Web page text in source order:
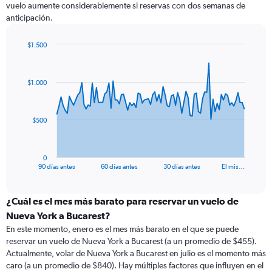
vuelo aumente considerablemente si reservas con dos semanas de
anticipación.
data
The
categories.
Range:
categories.
The
chart
has
90 días antes 60 días antes 30 días antes El mis…
0
$500
$1.000
$1.500
¿Cuál es el mes más barato para reservar un vuelo de
Nueva York a Bucarest?
En este momento, enero es el mes más barato en el que se puede
reservar un vuelo de Nueva York a Bucarest (a un promedio de $455).
Actualmente, volar de Nueva York a Bucarest en julio es el momento más
caro (a un promedio de $840). Hay múltiples factores que influyen en el